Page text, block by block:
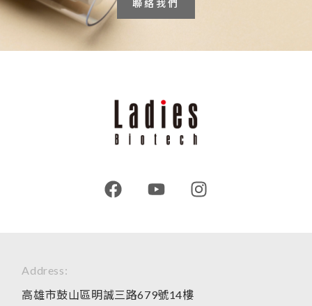
Address:
高雄市鼓山區明誠三路679號14樓